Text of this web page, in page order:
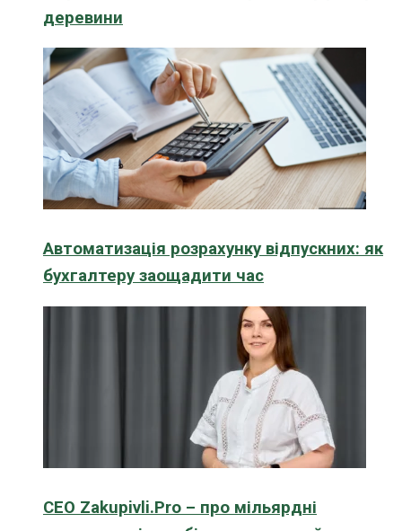
деревини
Автоматизація розрахунку відпускних: як
бухгалтеру заощадити час
CEO Zakupivli.Pro – про мільярдні